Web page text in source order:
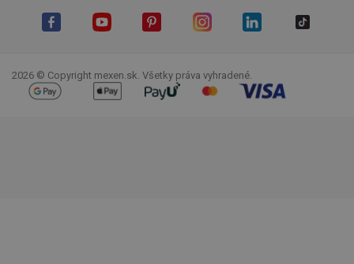
2026 © Copyright mexen.sk. Všetky práva vyhradené.